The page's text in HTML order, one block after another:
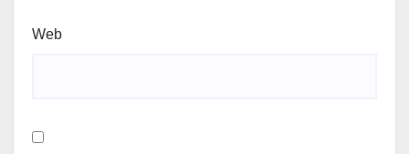
Web